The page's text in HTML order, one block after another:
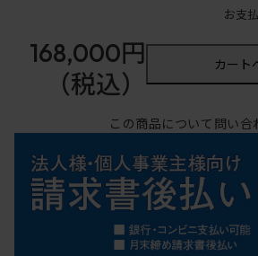
お支
168,000円
（税込）
カート
この商品について問い合